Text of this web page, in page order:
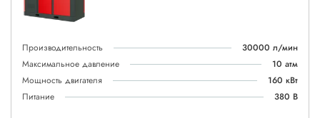
Производительность
30000 л/мин
Максимальное давление
10 атм
Мощность двигателя
160 кВт
Питание
380 В